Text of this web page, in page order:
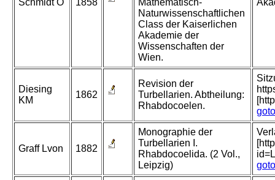
Schmidt O 1858
Mathematisch-
Naturwissenschaftlichen
Class der Kaiserlichen
Akademie der
Wissenschaften der
Wien.
Diesing
KM
1862
Revision der
Turbellarien. Abtheilung:
Rhabdocoelen.
goto
Graff Lvon 1882
Monographie der
Turbellarien I.
Rhabdocoelida. (2 Vol.,
Leipzig)
goto